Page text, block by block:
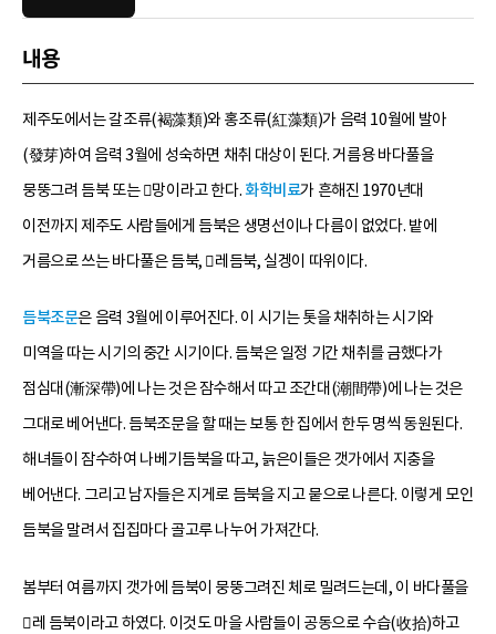
내용
제주도에서는 갈조류(褐藻類)와 홍조류(紅藻類)가 음력 10월에 발아
(發芽)하여 음력 3월에 성숙하면 채취 대상이 된다. 거름용 바다풀을
뭉뚱그려 듬북 또는 망이라고 한다. 화학비료가 흔해진 1970년대
이전까지 제주도 사람들에게 듬북은 생명선이나 다름이 없었다. 밭에
거름으로 쓰는 바다풀은 듬북, 레듬북, 실겡이 따위이다.
듬북조문은 음력 3월에 이루어진다. 이 시기는 톳을 채취하는 시기와
미역을 따는 시기의 중간 시기이다. 듬북은 일정 기간 채취를 금했다가
점심대(漸深帶)에 나는 것은 잠수해서 따고 조간대(潮間帶)에 나는 것은
그대로 베어낸다. 듬북조문을 할 때는 보통 한 집에서 한두 명씩 동원된다.
해녀들이 잠수하여 나베기듬북을 따고, 늙은이들은 갯가에서 지충을
베어낸다. 그리고 남자들은 지게로 듬북을 지고 뭍으로 나른다. 이렇게 모인
듬북을 말려서 집집마다 골고루 나누어 가져간다.
봄부터 여름까지 갯가에 듬북이 뭉뚱그려진 체로 밀려드는데, 이 바다풀을
레 듬북이라고 하였다. 이것도 마을 사람들이 공동으로 수습(收拾)하고